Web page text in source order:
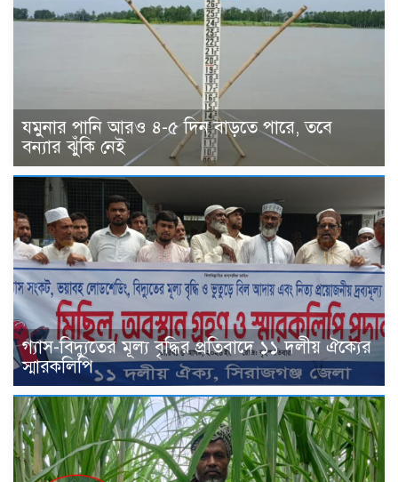
যমুনার পানি আরও ৪-৫ দিন বাড়তে পারে, তবে
বন্যার ঝুঁকি নেই
গ্যাস-বিদ্যুতের মূল্য বৃদ্ধির প্রতিবাদে ১১ দলীয় ঐক্যের
স্মারকলিপি